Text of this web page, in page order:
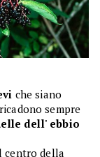
che siano
sempre
dell' ebbio
centro della